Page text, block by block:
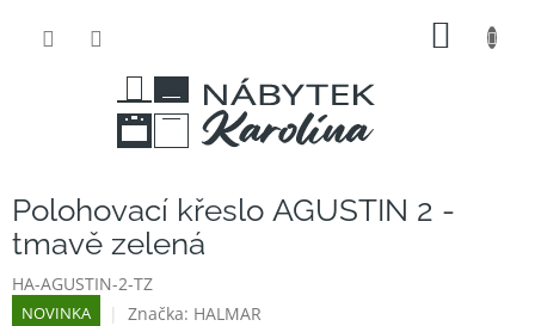
Polohovací křeslo AGUSTIN 2 -
tmavě zelená
HA-AGUSTIN-2-TZ
NOVINKA Značka: HALMAR